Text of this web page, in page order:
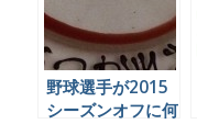
野球選手が2015
シーズンオフに何